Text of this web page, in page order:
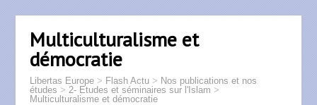
Multiculturalisme et
démocratie
Libertas Europe > Flash Actu > Nos publications et nos
études > 2- Etudes et séminaires sur l'Islam >
Multiculturalisme et démocratie